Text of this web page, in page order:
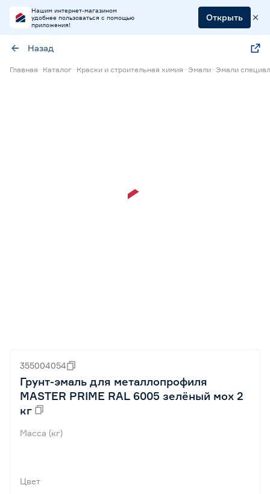
Нашим интернет-магазином
удобнее пользоваться с помощью
приложения!
Открыть
Назад
Главная Каталог Краски и строительная химия Эмали Эмали
355004054
Грунт-эмаль для металлопрофиля
MASTER PRIME RAL 6005 зелёный мох 2
кг
Масса (кг)
Цвет